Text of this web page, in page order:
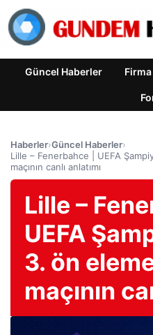
Güncel Haberler
Haberler›Güncel Haberler›
Lille – Fenerbahce | UEFA
maçının canlı anlatımı
Lille –
UEFA
3. ön
maçının